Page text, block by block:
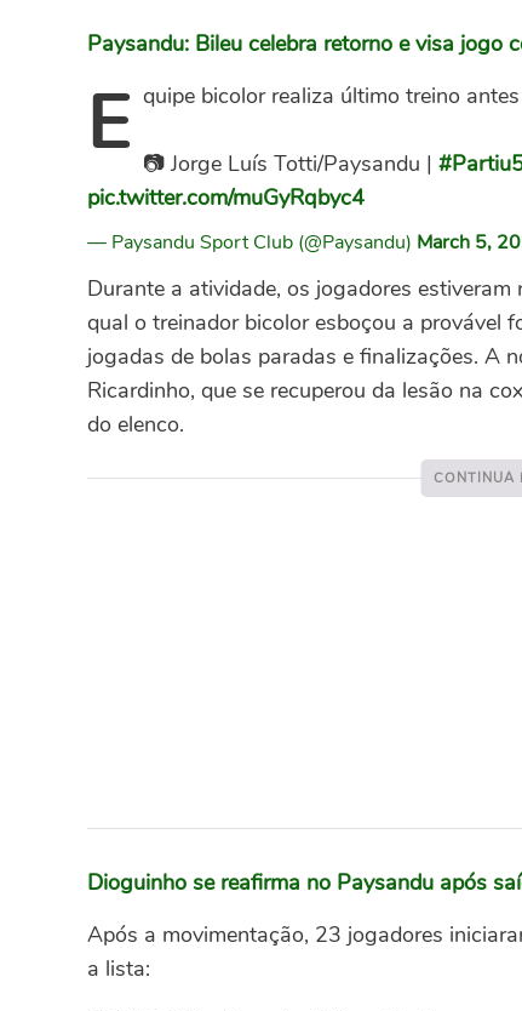
Paysandu: Bileu celebra retorno e visa jogo
Equipe bicolor realiza último treino
📷 Jorge Luís Totti/Paysandu |
pic.twitter.com/muGyRqbyc4
— Paysandu Sport Club (@Paysandu) March 5,
Durante a atividade, os jogadores
qual o treinador bicolor esboçou a provável
jogadas de bolas paradas e finalizações. A
Ricardinho, que se recuperou da lesão na
do elenco.
Dioguinho se reafirma no Paysandu após
Após a movimentação, 23 jogadores
a lista: